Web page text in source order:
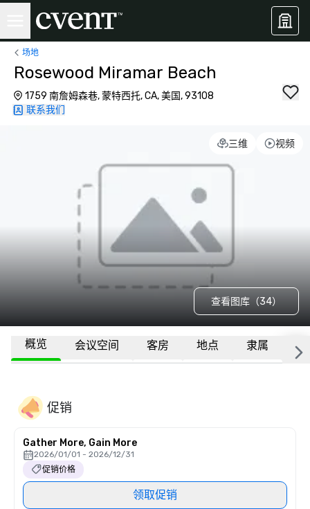
场地
Rosewood Miramar Beach
1759 南詹姆森巷, 蒙特西托, CA, 美国, 93108
联系我们
三维 视频
查看图库（34）
概览 会议空间 客房 地点 隶属 更
促销
Gather More, Gain More
2026/01/01 - 2026/12/31
促销价格
领取促销